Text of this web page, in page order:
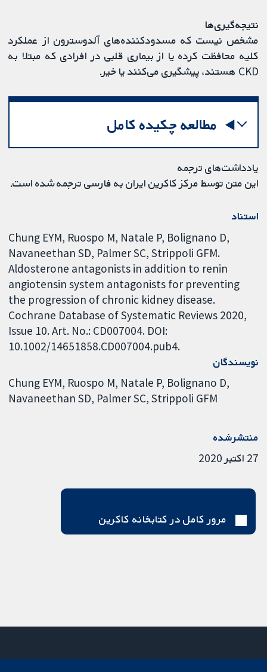
نتیجه‌گیری‌ها
مشخص نیست که مسدودکننده‌های آلدوسترون از عملکرد
کلیه محافظت کرده یا از بیماری قلبی در افرادی که مبتلا به
CKD هستند، پیشگیری می‌کنند یا خیر.
مطالعه چکیده کامل
یادداشت‌های ترجمه
این متن توسط مرکز کاکرین ایران به فارسی ترجمه شده است.
استناد
Chung EYM, Ruospo M, Natale P, Bolignano D,
Navaneethan SD, Palmer SC, Strippoli GFM.
Aldosterone antagonists in addition to renin
angiotensin system antagonists for preventing
the progression of chronic kidney disease.
Cochrane Database of Systematic Reviews 2020,
Issue 10. Art. No.: CD007004. DOI:
10.1002/14651858.CD007004.pub4.
نویسندگان
Chung EYM Ruospo M Natale P Bolignano D
Navaneethan SD Palmer SC Strippoli GFM
منتشرشده
27 اکتبر 2020
مرور کامل در کتابخانه کاکرین